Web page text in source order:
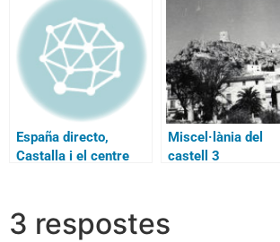
España directo,
Castalla i el centre
Miscel·lània del
castell 3
3 respostes